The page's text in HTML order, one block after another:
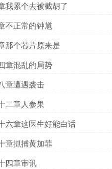
我累个去被截胡了
不正常的钟馗
那个芯片原来是
章混乱的局势
章遭遇袭击
二章人参果
六章这医生好能白话
章抓捕黄加菲
四章审讯